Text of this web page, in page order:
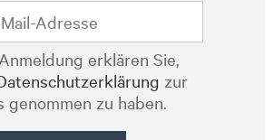
erklären Sie,
zur
genommen zu haben.